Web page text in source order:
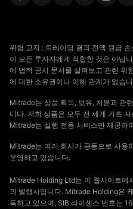
위험 고지 : 트레이딩 결과 전액 원금
이 모든 투자자에게 적합한 것은 아닙
에 법적 공시 문서를 살펴보고 관련 위
에 대한 소유권이나 이해 관계가 없습
Mitrade는 상품 획득, 보유, 처분과 관
니다. 저희 상품은 모두 전 세계 기초
Mitrade는 실행 전용 서비스만 제공하
Mitrade는 여러 회사가 공동으로 사용
운영하고 있습니다.
Mitrade Holding Ltd는 이 웹사이트에
의 발행사입니다. Mitrade Holding은
독하고 있으며, SIB 라이센스 번호는